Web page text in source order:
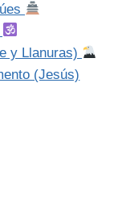
y Llanuras)
(Jesús)